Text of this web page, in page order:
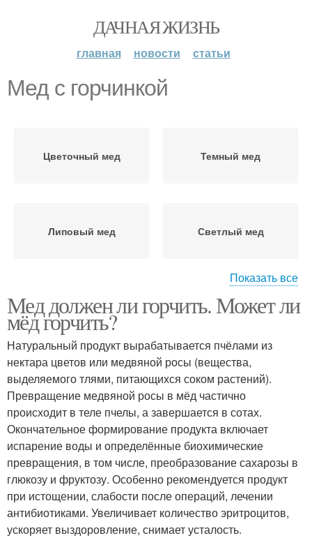
ДАЧНАЯ ЖИЗНЬ
главная новости статьи
Мед с горчинкой
Цветочный мед Темный мед
Липовый мед Светлый мед
Хороший мед
Показать все
Мед должен ли горчить. Может ли
мёд горчить?
Натуральный продукт вырабатывается пчёлами из
нектара цветов или медвяной росы (вещества,
выделяемого тлями, питающихся соком растений).
Превращение медвяной росы в мёд частично
происходит в теле пчелы, а завершается в сотах.
Окончательное формирование продукта включает
испарение воды и определённые биохимические
превращения, в том числе, преобразование сахарозы в
глюкозу и фруктозу. Особенно рекомендуется продукт
при истощении, слабости после операций, лечении
антибиотиками. Увеличивает количество эритроцитов,
ускоряет выздоровление, снимает усталость.